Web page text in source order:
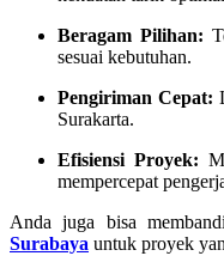
Beragam Pilihan:
sesuai kebutuhan.
Pengiriman Cepat:
Surakarta.
Efisiensi Proyek:
mempercepat
Anda juga bisa
Surabaya untuk proyek